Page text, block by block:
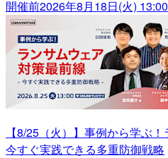
開催前2026年8月18日(火) 13:00
【8/25（火）】事例から学ぶ
今すぐ実践できる多重防御戦略